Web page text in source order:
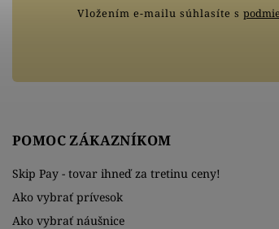
POMOC ZÁKAZNÍKOM
Skip Pay - tovar ihneď za tretinu ceny!
Ako vybrať prívesok
Ako vybrať náušnice
Vložením e-mailu súhlasíte s